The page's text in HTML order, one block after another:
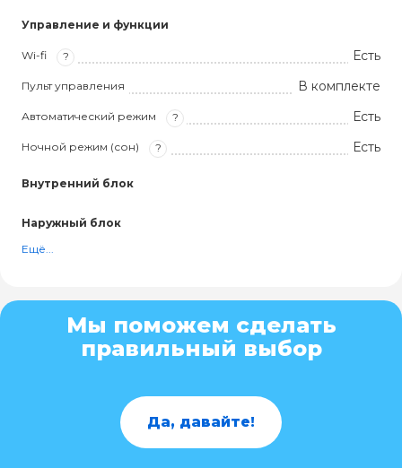
Управление и функции
Wi-fi ? Есть
Пульт управления В комплекте
Автоматический режим ? Есть
Ночной режим (сон) ? Есть
Внутренний блок
Наружный блок
Ещё...
Мы поможем сделать
правильный выбор
Да, давайте!